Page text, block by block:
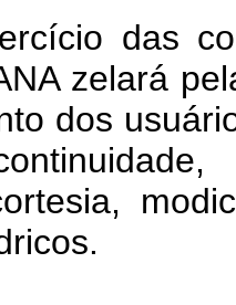
das
zelará
dos